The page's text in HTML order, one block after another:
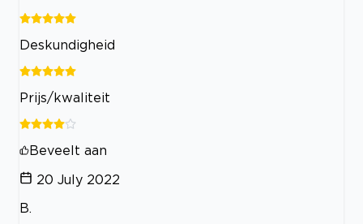
Deskundigheid
Prijs/kwaliteit
Beveelt aan
20 July 2022
B.